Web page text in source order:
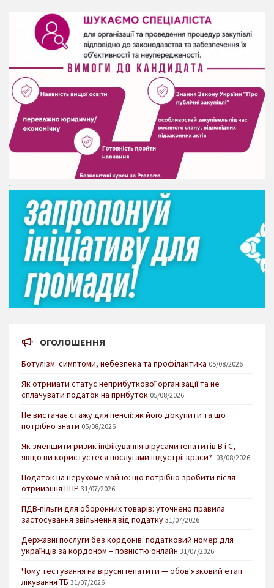
ОГОЛОШЕННЯ
Ботулізм: симптоми, небезпека та профілактика 05/08/2026
Як отримати статус неприбуткової організації та не
сплачувати податок на прибуток 05/08/2026
Не вистачає стажу для пенсії: як його докупити та що
потрібно знати 05/08/2026
Як зменшити ризик інфікування вірусами гепатитів В і С,
якщо ви користуєтеся послугами індустрії краси? 03/08/2026
Податок на нерухоме майно: що потрібно зробити після
отримання ППР 31/07/2026
ПДВ-пільги для оборонних товарів: уточнено правила
застосування звільнення від податку 31/07/2026
Державні послуги без кордонів: податковий номер для
українців за кордоном – повністю онлайн 31/07/2026
Чому тестування на вірусні гепатити — обов'язковий етап
лікування ТБ 31/07/2026